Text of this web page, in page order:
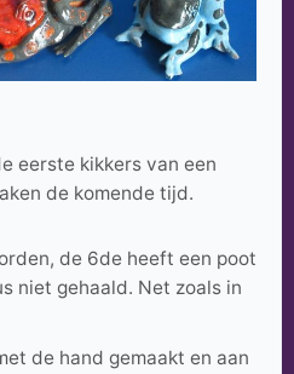
eerste kikkers van een
de komende tijd.
de 6de heeft een poot
niet gehaald. Net zoals in
de hand gemaakt en aan